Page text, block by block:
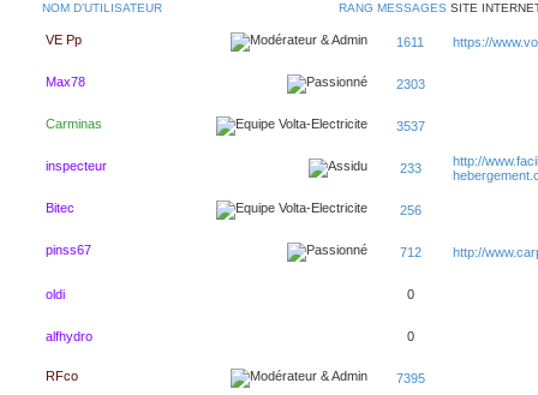
RANG
NOM D’UTILISATEUR MESSAGES SITE
VE Pp 1611 https://
Max78 2303
Carminas 3537
inspecteur 233
http://
Bitec 256
pinss67 712 http://
oldi 0
alfhydro 0
RFco 7395